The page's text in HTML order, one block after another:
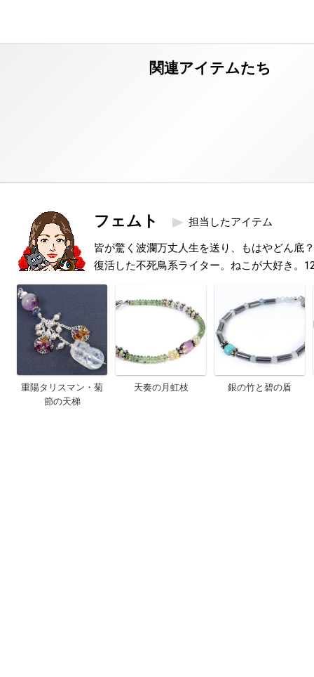
フェムト 担当したアイテム
皆が驚く波瀾万丈人生を送り、もはやどん底
復活した不死鳥系ライター。ねこが大好き。
重陽タリスマン・菊
節の天梯
天奏の月虹枝 銀の竹と碧の盾